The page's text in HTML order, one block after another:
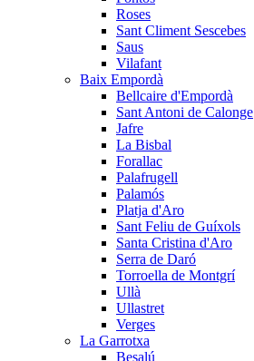
Roses
Sant Climent Sescebes
Saus
Vilafant
Baix Empordà
Bellcaire d'Empordà
Sant Antoni de Calonge
Jafre
La Bisbal
Forallac
Palafrugell
Palamós
Platja d'Aro
Sant Feliu de Guíxols
Santa Cristina d'Aro
Serra de Daró
Torroella de Montgrí
Ullà
Ullastret
Verges
La Garrotxa
Besalú